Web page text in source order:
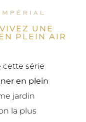
UNE
PLEIN AIR
cette série
en plein
jardin
la plus